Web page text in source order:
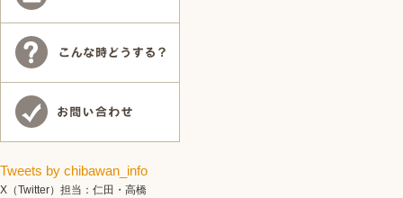
Tweets by chibawan_info
X（Twitter）担当：仁田・高橋